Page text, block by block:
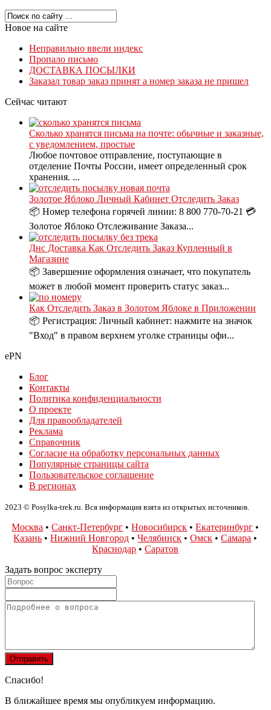
Новое на сайте
Неправильно ввели индекс
Пропало письмо
ДОСТАВКА ПОСЫЛКИ
Заказал товар заказ принят а номер заказа не пришел
Сейчас читают
Сколько хранятся письма на почте: обычные и заказные,
с уведомлением, простые
Любое почтовое отправление, поступающие в
отделение Почты России, имеет определенный срок
хранения. ...
Золотое Яблоко Личный Кабинет Отследить Заказ
📦 Номер телефона горячей линии: 8 800 770-70-21 💳
Золотое Яблоко Отслеживание Заказа...
Днс Доставка Как Отследить Заказ Купленный в
Магазине
📦 Завершение оформления означает, что покупатель
может в любой момент проверить статус заказ...
Как Отследить Заказ в Золотом Яблоке в Приложении
📦 Регистрация: Личный кабинет: нажмите на значок
"Вход" в правом верхнем уголке страницы офи...
ePN
Блог
Контакты
Политика конфиденциальности
О проекте
Для правообладателей
Реклама
Справочник
Согласие на обработку персональных данных
Популярные страницы сайта
Пользовательское соглашение
В регионах
2023 © Posylka-trek.ru. Вся информация взята из открытых источников.
Москва •Санкт-Петербург •Новосибирск •Екатеринбург •
Казань •Нижний Новгород •Челябинск •Омск •Самара •
Краснодар •Саратов
Задать вопрос эксперту
Спасибо!
В ближайшее время мы опубликуем информацию.